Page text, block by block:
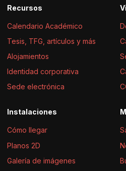
Recursos
Calendario Académico
Tesis, TFG, artículos y más
Alojamientos
Identidad corporativa
Sede electrónica
Instalaciones
Cómo llegar
Planos 2D
Galería de imágenes